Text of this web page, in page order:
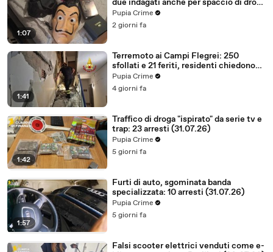
1:07
due indagati anche per spaccio di droga
(03.08.26)
Pupia Crime
2 giorni fa
1:41
Terremoto ai Campi Flegrei: 250
sfollati e 21 feriti, residenti chiedono
certezze sul futuro (01.08.26)
Pupia Crime
4 giorni fa
1:42
Traffico di droga "ispirato" da serie tv e
trap: 23 arresti (31.07.26)
Pupia Crime
5 giorni fa
1:57
Furti di auto, sgominata banda
specializzata: 10 arresti (31.07.26)
Pupia Crime
5 giorni fa
Falsi scooter elettrici venduti come e-